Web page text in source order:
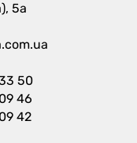
5а
50
46
42